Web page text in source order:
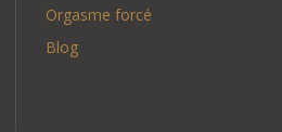
Orgasme forcé
Blog